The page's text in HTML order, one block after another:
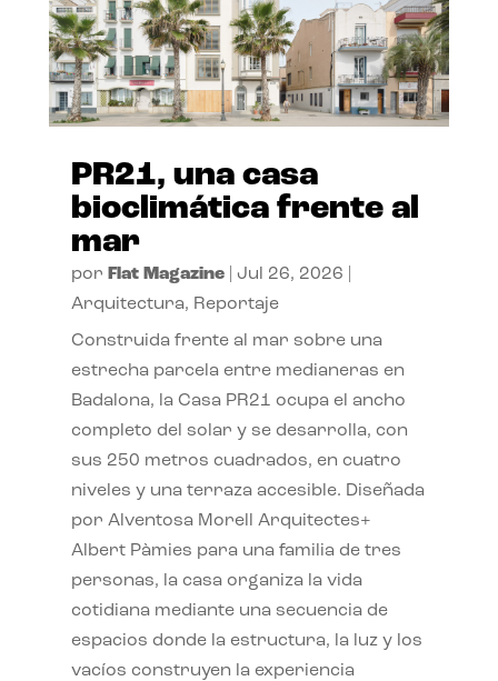
PR21, una casa
bioclimática frente al
mar
por Flat Magazine| Jul 26, 2026
Arquitectura, Reportaje
Construida frente al mar sobre una
estrecha parcela entre medianeras en
Badalona, la Casa PR21 ocupa el ancho
completo del solar y se desarrolla, con
sus 250 metros cuadrados, en cuatro
niveles y una terraza accesible. Diseñada
por Alventosa Morell Arquitectes+
Albert Pàmies para una familia de tres
personas, la casa organiza la vida
cotidiana mediante una secuencia de
espacios donde la estructura, la luz y los
vacíos construyen la experiencia